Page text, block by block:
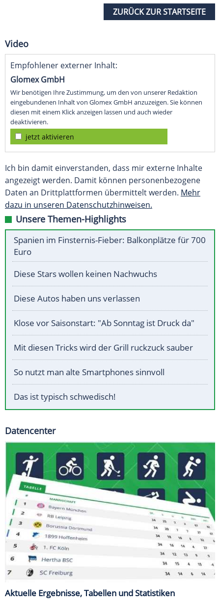
ZURÜCK ZUR STARTSEITE
Video
Empfohlener externer Inhalt:
Glomex GmbH
Wir benötigen Ihre Zustimmung, um den von unserer Redaktion
eingebundenen Inhalt von Glomex GmbH anzuzeigen. Sie können
diesen mit einem Klick anzeigen lassen und auch wieder
deaktivieren.
jetzt aktivieren
Ich bin damit einverstanden, dass mir externe Inhalte
angezeigt werden. Damit können personenbezogene
Daten an Drittplattformen übermittelt werden. Mehr
dazu in unseren Datenschutzhinweisen.
Unsere Themen-Highlights
Spanien im Finsternis-Fieber: Balkonplätze für 700
Euro
Diese Stars wollen keinen Nachwuchs
Diese Autos haben uns verlassen
Klose vor Saisonstart: "Ab Sonntag ist Druck da"
Mit diesen Tricks wird der Grill ruckzuck sauber
So nutzt man alte Smartphones sinnvoll
Das ist typisch schwedisch!
Datencenter
Aktuelle Ergebnisse, Tabellen und Statistiken